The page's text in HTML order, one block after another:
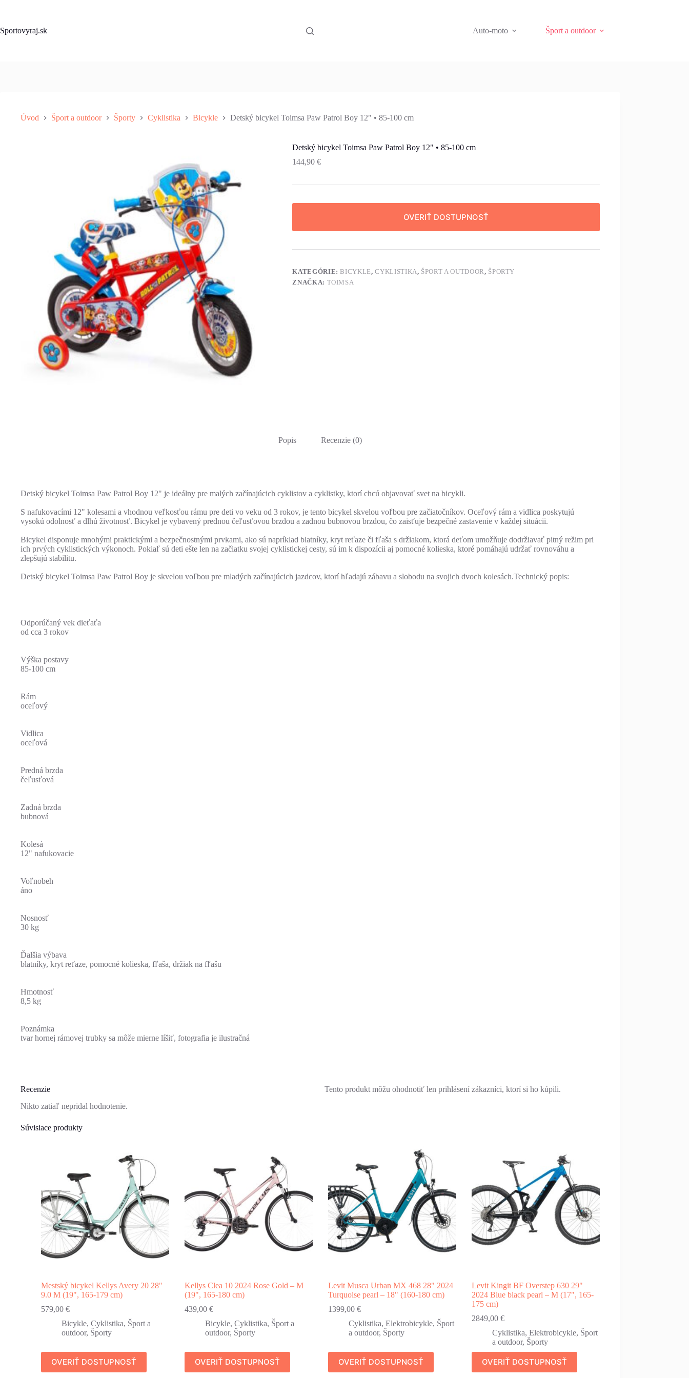
Sportovyraj.sk
Auto-moto Šport a outdoor
Úvod Šport a outdoor Športy Cyklistika Bicykle Detský bicykel Toimsa Paw Patrol Boy 12" • 85-100 cm
Detský bicykel Toimsa Paw Patrol Boy 12" • 85-100 cm
144,90€
OVERIŤ DOSTUPNOSŤ
KATEGÓRIE:BICYKLE,CYKLISTIKA, ŠPORT A OUTDOOR, ŠPORTY
ZNAČKA: TOIMSA
Popis Recenzie (0)
Detský bicykel Toimsa Paw Patrol Boy 12" je ideálny pre malých začínajúcich cyklistov a cyklistky, ktorí chcú objavovať svet na bicykli.
S nafukovacími 12" kolesami a vhodnou veľkosťou rámu pre deti vo veku od 3 rokov, je tento bicykel skvelou voľbou pre začiatočníkov. Oceľový rám a vidlica poskytujú
vysokú odolnosť a dlhú životnosť. Bicykel je vybavený prednou čeľusťovou brzdou a zadnou bubnovou brzdou, čo zaisťuje bezpečné zastavenie v každej situácii.
Bicykel disponuje mnohými praktickými a bezpečnostnými prvkami, ako sú napríklad blatníky, kryt reťaze či fľaša s držiakom, ktorá deťom umožňuje dodržiavať pitný režim pri
ich prvých cyklistických výkonoch. Pokiaľ sú deti ešte len na začiatku svojej cyklistickej cesty, sú im k dispozícii aj pomocné kolieska, ktoré pomáhajú udržať rovnováhu a
zlepšujú stabilitu.
Detský bicykel Toimsa Paw Patrol Boy je skvelou voľbou pre mladých začínajúcich jazdcov, ktorí hľadajú zábavu a slobodu na svojich dvoch kolesách.Technický popis:
Odporúčaný vek dieťaťa
od cca 3 rokov
Výška postavy
85-100 cm
Rám
oceľový
Vidlica
oceľová
Predná brzda
čeľusťová
Zadná brzda
bubnová
Kolesá
12" nafukovacie
Voľnobeh
áno
Nosnosť
30 kg
Ďalšia výbava
blatníky, kryt reťaze, pomocné kolieska, fľaša, držiak na fľašu
Hmotnosť
8,5 kg
Poznámka
tvar hornej rámovej trubky sa môže mierne líšiť, fotografia je ilustračná
Recenzie
Nikto zatiaľ nepridal hodnotenie.
Tento produkt môžu ohodnotiť len prihlásení zákazníci, ktorí si ho kúpili.
Súvisiace produkty
Mestský bicykel Kellys Avery 20 28"
9.0 M (19", 165-179 cm)
579,00 €
Bicykle, Cyklistika, Šport a
outdoor, Športy
OVERIŤ DOSTUPNOSŤ
Kellys Clea 10 2024 Rose Gold – M
(19", 165-180 cm)
439,00 €
Bicykle, Cyklistika, Šport a
outdoor, Športy
OVERIŤ DOSTUPNOSŤ
Levit Musca Urban MX 468 28" 2024
Turquoise pearl – 18" (160-180 cm)
1399,00 €
Cyklistika, Elektrobicykle, Šport
a outdoor, Športy
OVERIŤ DOSTUPNOSŤ
Levit Kingit BF Overstep 630 29"
2024 Blue black pearl – M (17", 165-
175 cm)
2849,00 €
Cyklistika, Elektrobicykle, Šport
a outdoor, Športy
OVERIŤ DOSTUPNOSŤ